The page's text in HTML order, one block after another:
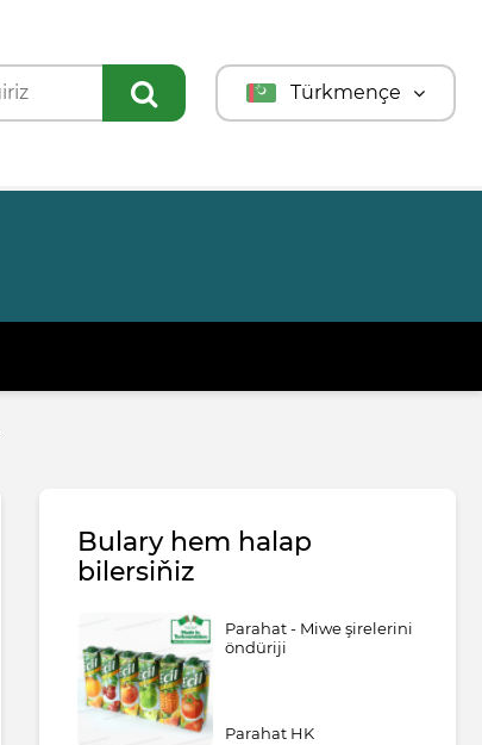
Türkmençe
Bulary hem halap
bilersiňiz
Parahat - Miwe şirelerini
öndüriji
Parahat HK